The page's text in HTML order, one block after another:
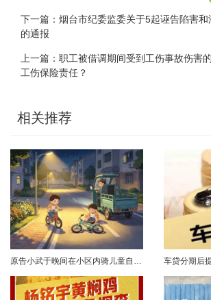
下一篇： 烟台市纪委监委关于5起诬告陷害和
的通报
上一篇： 职工被借调期间受到工伤事故伤害
工伤保险责任？
相关推荐